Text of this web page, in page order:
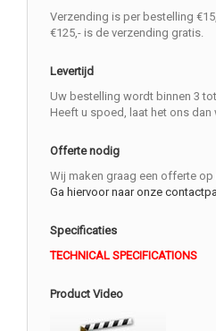
Verzending is per bestelling
€125,- is de verzending gratis.
Levertijd
Uw bestelling wordt binnen 3
Heeft u spoed, laat het ons dan
Offerte nodig
Wij maken graag een offerte op
Ga hiervoor naar onze
Specificaties
TECHNICAL SPECIFICATIONS
Product Video